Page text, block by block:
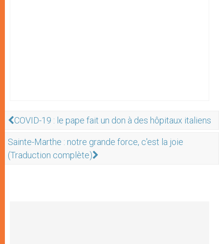
COVID-19 : le pape fait un don à des hôpitaux italiens
Sainte-Marthe : notre grande force, c'est la joie
(Traduction complète)